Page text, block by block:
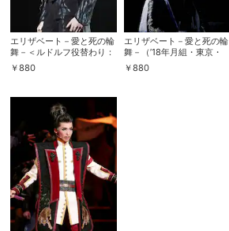
エリザベート－愛と死の輪
舞－＜ルドルフ役替わり：
風間柚乃＞（’18年月組・
宝塚）
￥880
エリザベート－愛と死の輪
舞－（’18年月組・東京・
千秋楽）
￥880